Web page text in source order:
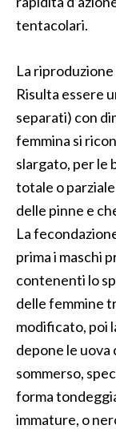
tentacolari.
La riproduzione
Risulta essere
separati) con
femmina si
slargato, per le
totale o
delle pinne e
La
prima i maschi
contenenti lo
delle femmine
modificato, poi
depone le uova
sommerso,
forma
immature, o